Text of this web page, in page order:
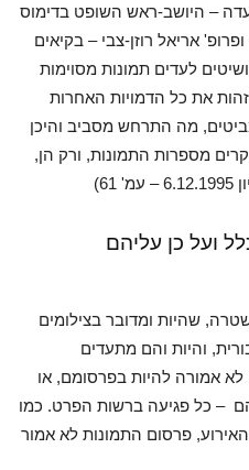
– היושב-ראש השופט בדימוס
אריאל רוזן-צבי – בקיאים
לעדים תמונות מסוימות
את כל הדמויות האחרות
מה התרחש מסביב והיכן
מספרות התמונות, ורק הן,
ועל כן עליהם
שהיות ומדובר בצילומים
והיות והם מתעדים
לא אמורה להיות בפרסומם, או
– כל פגיעה ברשות הפרט. כמו
למעלה מ-25 שנה מהאירוע, פרסום התמונות לא אמור